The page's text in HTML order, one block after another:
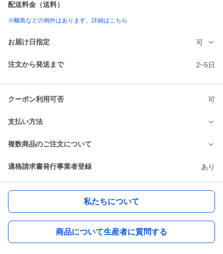
配送料金（送料）
※離島などの例外はあります。詳細はこちら
お届け日指定 可
注文から発送まで 2~5日
クーポン利用可否 可
支払い方法
複数商品のご注文について
適格請求書発行事業者登録 あり
私たちについて
商品について生産者に質問する